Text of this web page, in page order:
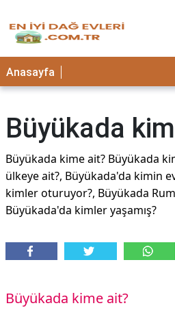
Anasayfa
Büyükada
Büyükada kime ait? Büyükada
ülkeye ait?, Büyükada'da kimin
kimler oturuyor?, Büyükada
Büyükada'da kimler yaşamış?
Büyükada kime ait?